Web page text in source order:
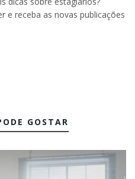
e receba as novas publicações
GOSTAR